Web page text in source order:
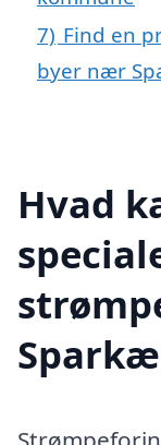
7) Find en
byer nær
Hvad